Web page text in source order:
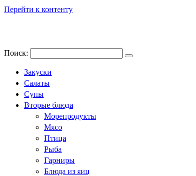
Перейти к контенту
Поиск:
Закуски
Салаты
Супы
Вторые блюда
Морепродукты
Мясо
Птица
Рыба
Гарниры
Блюда из яиц